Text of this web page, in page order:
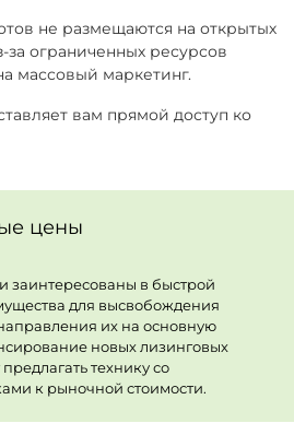
не размещаются на открытых
за ограниченных ресурсов
массовый маркетинг.
вам прямой доступ ко
цены
заинтересованы в быстрой
для высвобождения
их на основную
новых лизинговых
технику со
к рыночной стоимости.